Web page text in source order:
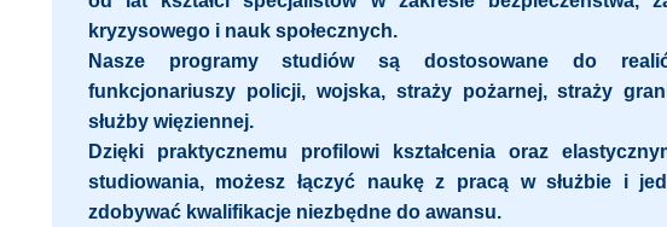
kryzysowego i nauk społecznych.
Nasze programy studiów są dostosowane do
funkcjonariuszy policji, wojska, straży pożarnej, straży
służby więziennej.
Dzięki praktycznemu profilowi kształcenia oraz
studiowania, możesz łączyć naukę z pracą w służbie i
zdobywać kwalifikacje niezbędne do awansu.